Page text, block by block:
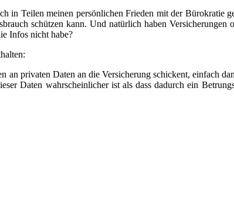
in Teilen meinen persönlichen Frieden mit der Bürokratie
schützen kann. Und natürlich haben
Infos nicht habe?
an privaten Daten an die Versicherung schickent, einfach
Daten wahrscheinlicher ist als dass dadurch ein